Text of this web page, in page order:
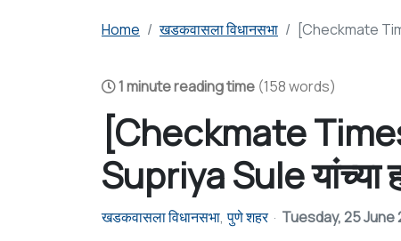
Home खडकवासला विधानसभा [Checkmate
1 minute reading time (158 words)
[Checkmate
Supriya Sule यांच्या
खडकवासला विधानसभा पुणे शहर Tuesday, 25 June